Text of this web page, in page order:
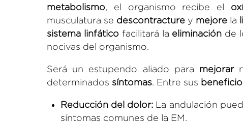
metabolismo, el organismo recibe el
musculatura se descontracture y mejore la
sistema linfáticofacilitará la eliminación de
nocivas del organismo.
Será un estupendo aliado para mejorar
determinados síntomas. Entre sus
Reducción del dolor: La andulación
síntomas comunes de la EM.